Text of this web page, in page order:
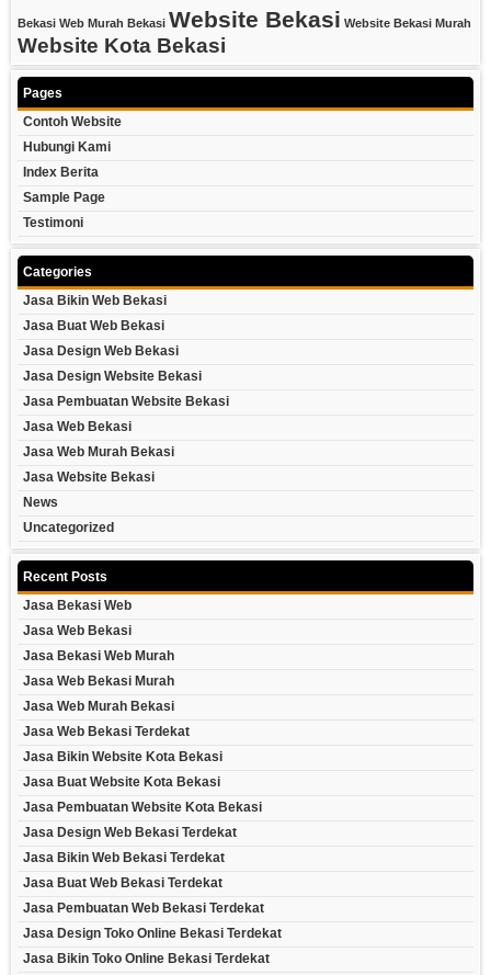
Bekasi Web Murah Bekasi Website Bekasi Website Bekasi Murah
Website Kota Bekasi
Pages
Contoh Website
Hubungi Kami
Index Berita
Sample Page
Testimoni
Categories
Jasa Bikin Web Bekasi
Jasa Buat Web Bekasi
Jasa Design Web Bekasi
Jasa Design Website Bekasi
Jasa Pembuatan Website Bekasi
Jasa Web Bekasi
Jasa Web Murah Bekasi
Jasa Website Bekasi
News
Uncategorized
Recent Posts
Jasa Bekasi Web
Jasa Web Bekasi
Jasa Bekasi Web Murah
Jasa Web Bekasi Murah
Jasa Web Murah Bekasi
Jasa Web Bekasi Terdekat
Jasa Bikin Website Kota Bekasi
Jasa Buat Website Kota Bekasi
Jasa Pembuatan Website Kota Bekasi
Jasa Design Web Bekasi Terdekat
Jasa Bikin Web Bekasi Terdekat
Jasa Buat Web Bekasi Terdekat
Jasa Pembuatan Web Bekasi Terdekat
Jasa Design Toko Online Bekasi Terdekat
Jasa Bikin Toko Online Bekasi Terdekat